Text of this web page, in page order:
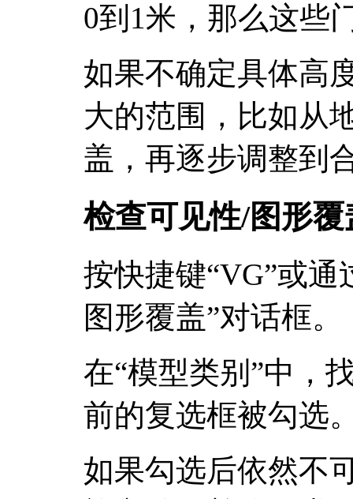
0到1米，那么这些
如果不确定具体高
大的范围，比如从
盖，再逐步调整到
检查可见性/图形
按快捷键“VG”或
图形覆盖”对话框。
在“模型类别”中，
前的复选框被勾选
如果勾选后依然不